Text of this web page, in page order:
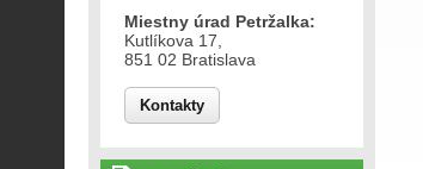
Miestny úrad Petržalka:
Kutlíkova 17,
851 02 Bratislava
Kontakty